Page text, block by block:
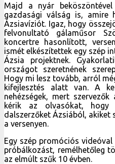
Majd a nyár
gazdasági válság is, amire
Ázsiavíziót. Igaz, hogy
felvonultató gálaműsor
koncertre hasonlított,
ismét elkészítettek egy szép
Ázsia projektnek.
országot szeretnének
Hogy mi lesz tovább, arról
kifejlesztés alatt van. A
nehézségek, mert
kérik az olvasókat, hogy
dalszerzőket Ázsiából, akiket
a versenyen.
Egy szép promóciós
próbálkozást, remélhetőleg
az elmúlt szűk 10 évben.